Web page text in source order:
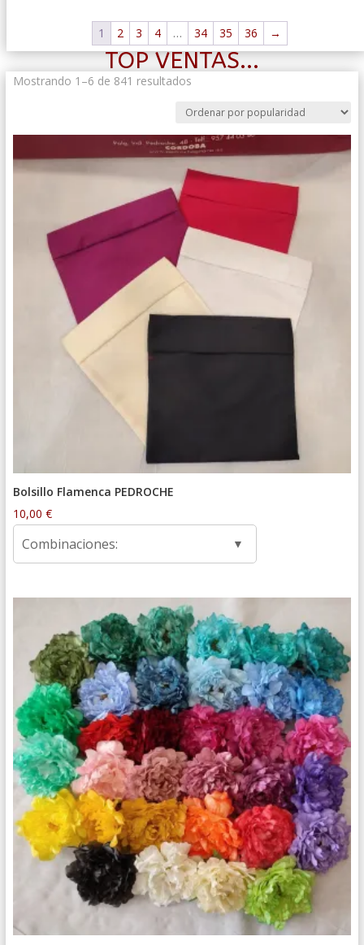
1 2 3 4 … 34 35 36 →
TOP VENTAS...
Mostrando 1–6 de 841 resultadosOrdenado
popularidad
Bolsillo Flamenca PEDROCHE
10,00 €
Combinaciones: